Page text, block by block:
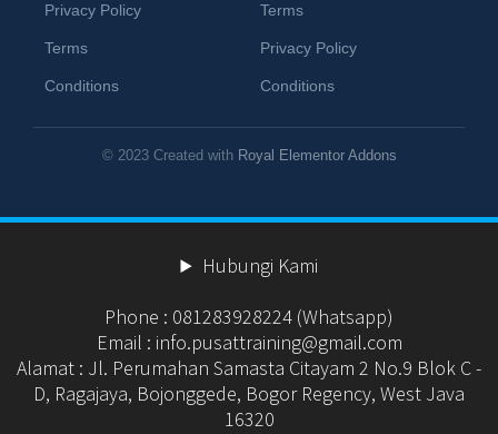
Privacy Policy
Terms
Conditions
Terms
Privacy Policy
Conditions
© 2023 Created with Royal Elementor Addons
Hubungi Kami
Phone : 081283928224 (Whatsapp)
Email : info.pusattraining@gmail.com
Alamat : Jl. Perumahan Samasta Citayam 2 No.9 Blok C -
D, Ragajaya, Bojonggede, Bogor Regency, West Java
16320